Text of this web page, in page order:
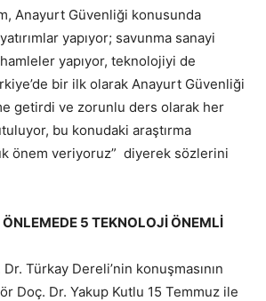
Anayurt Güvenliği konusunda
yapıyor; savunma sanayi
yapıyor, teknolojiyi de
bir ilk olarak Anayurt Güvenliği
getirdi ve zorunlu ders olarak her
bu konudaki araştırma
önem veriyoruz” diyerek sözlerini
ÖNLEMEDE 5 TEKNOLOJİ ÖNEMLİ
Türkay Dereli’nin konuşmasının
Doç. Dr. Yakup Kutlu 15 Temmuz ile